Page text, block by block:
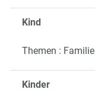
Kind
Themen : Familie
Kinder